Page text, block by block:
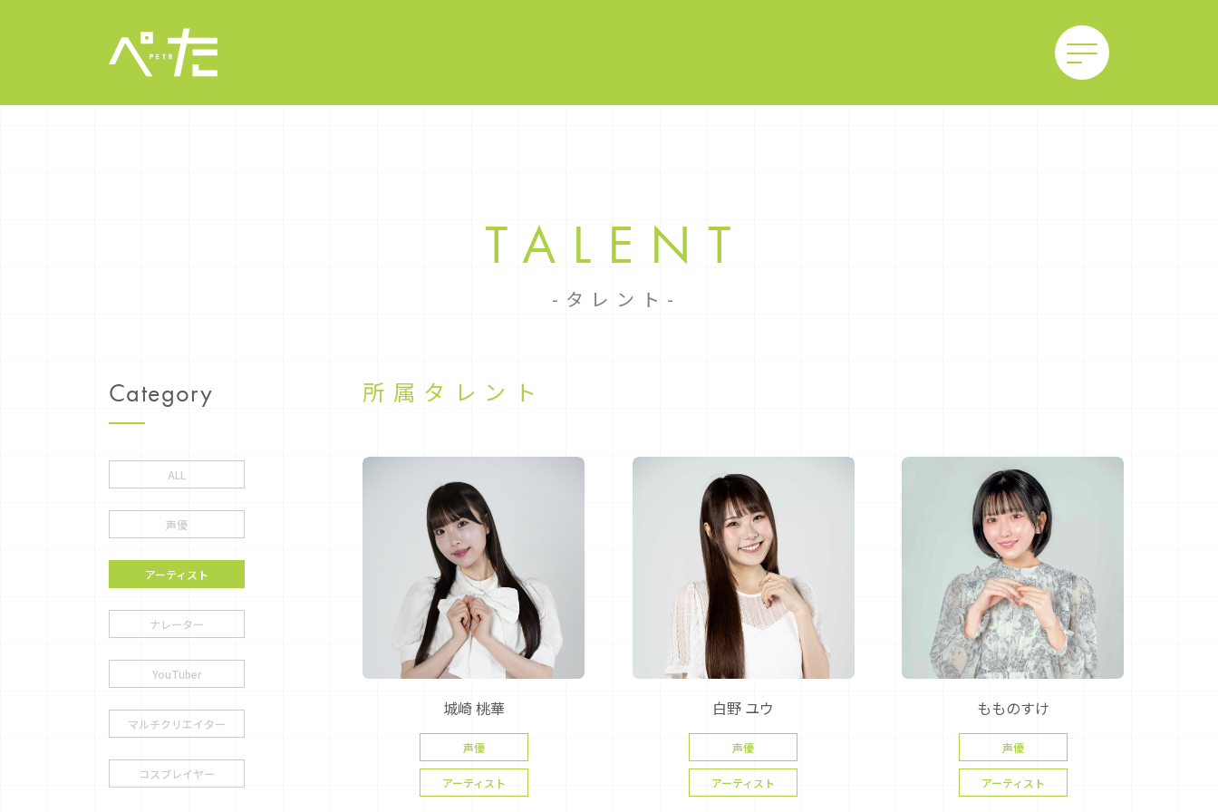
TALENT
タレント
Category
ALL
声優
アーティスト
ナレーター
YouTuber
マルチクリエイター
コスプレイヤー
所属タレント
城崎 桃華
声優
アーティスト
白野 ユウ
声優
アーティスト
もものすけ
声優
アーティスト